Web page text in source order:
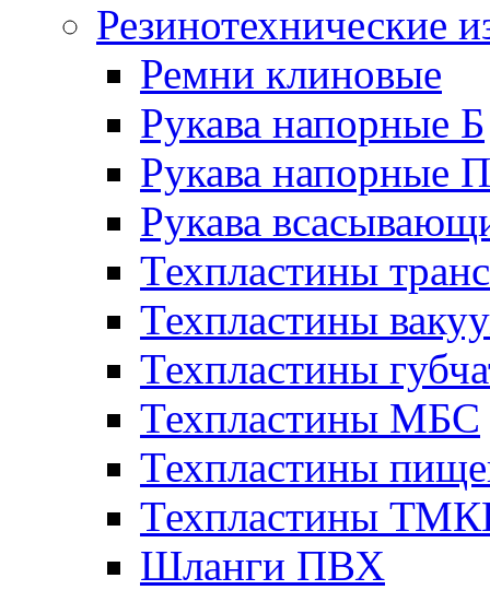
Резинотехнические
Ремни клиновые
Рукава напорные Б
Рукава напорные П
Рукава
Техпластины
Техпластины
Техпластины
Техпластины МБС
Техпластины
Техпластины
Шланги ПВХ